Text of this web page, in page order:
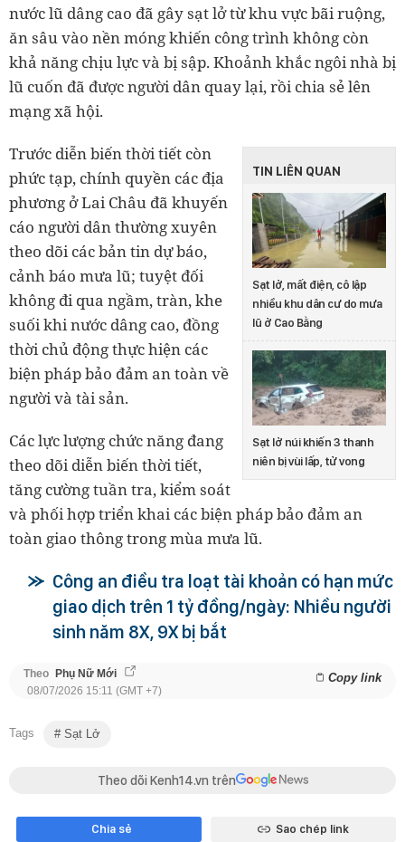
nước lũ dâng cao đã gây sạt lở từ khu vực bãi ruộng,
ăn sâu vào nền móng khiến công trình không còn
khả năng chịu lực và bị sập. Khoảnh khắc ngôi nhà bị
lũ cuốn đã được người dân quay lại, rồi chia sẻ lên
mạng xã hội.
TIN LIÊN QUAN
Sạt lở, mất điện, cô lập
nhiều khu dân cư do mưa
lũ ở Cao Bằng
Sạt lở núi khiến 3 thanh
niên bị vùi lấp, tử vong
Trước diễn biến thời tiết còn
phức tạp, chính quyền các địa
phương ở Lai Châu đã khuyến
cáo người dân thường xuyên
theo dõi các bản tin dự báo,
cảnh báo mưa lũ; tuyệt đối
không đi qua ngầm, tràn, khe
suối khi nước dâng cao, đồng
thời chủ động thực hiện các
biện pháp bảo đảm an toàn về
người và tài sản.
Các lực lượng chức năng đang
theo dõi diễn biến thời tiết,
tăng cường tuần tra, kiểm soát
và phối hợp triển khai các biện pháp bảo đảm an
toàn giao thông trong mùa mưa lũ.
Công an điều tra loạt tài khoản có hạn mức
giao dịch trên 1 tỷ đồng/ngày: Nhiều người
sinh năm 8X, 9X bị bắt
Theo Phụ Nữ Mới Copy link
08/07/2026 15:11 (GMT +7)
Tags Sạt Lở
Theo dõi Kenh14.vn trên
Chia sẻ Sao chép link